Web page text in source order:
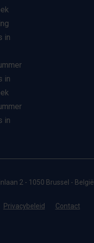
in
in
in
2 - 1050 Brussel - België
Privacybeleid Contact